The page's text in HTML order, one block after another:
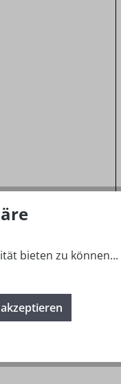
bieten zu können...